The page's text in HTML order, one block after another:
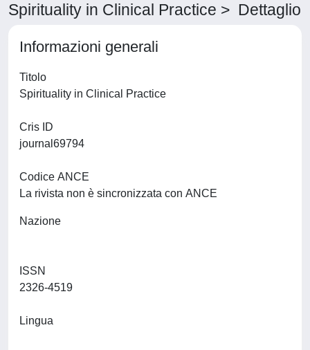
Spirituality in Clinical Practice > Dettaglio
Informazioni generali
Titolo
Cris ID
Codice ANCE
La rivista non è sincronizzata con ANCE
Nazione
ISSN
Lingua